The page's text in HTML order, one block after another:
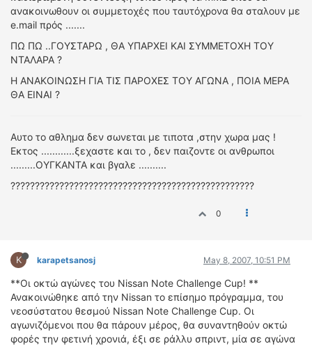
ανακοινωθουν οι συμμετοχές που ταυτόχρονα θα σταλουν με
e.mail πρός .......
ΠΩ ΠΩ ..ΓΟΥΣΤΑΡΩ , ΘΑ ΥΠΑΡΧΕΙ ΚΑΙ ΣΥΜΜΕΤΟΧΗ ΤΟΥ
ΝΤΑΛΑΡΑ ?
Η ΑΝΑΚΟΙΝΩΣΗ ΓΙΑ ΤΙΣ ΠΑΡΟΧΕΣ ΤΟΥ ΑΓΩΝΑ , ΠΟΙΑ ΜΕΡΑ
ΘΑ ΕΙΝΑΙ ?
Αυτο το αθλημα δεν σωνεται με τιποτα ,στην χωρα μας !
Εκτος ............ξεχαστε και το , δεν παιζοντε οι ανθρωποι
.........ΟΥΓΚΑΝΤΑ και βγαλε ..........
??????????????????????????????????????????????????
0
K karapetsanosj May 8, 2007, 10:51 PM
**Οι οκτώ αγώνες του Nissan Note Challenge Cup! **
Ανακοινώθηκε από την Nissan το επίσημο πρόγραμμα, του
νεοσύστατου θεσμού Nissan Note Challenge Cup. Οι
αγωνιζόμενοι που θα πάρουν μέρος, θα συναντηθούν οκτώ
φορές την φετινή χρονιά, έξι σε ράλλυ σπριντ, μία σε αγώνα